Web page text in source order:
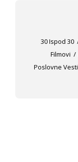
30 Ispod 30
Filmovi
Poslovne Vesti